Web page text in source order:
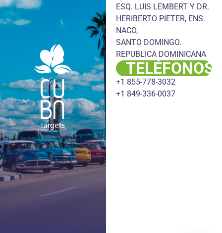
ESQ. LUIS LEMBERT Y DR.
HERIBERTO PIETER, ENS.
NACO,
SANTO DOMINGO.
REPUBLICA DOMINICANA
TELÉFONOS
+1 855-778-3032
+1 849-336-0037